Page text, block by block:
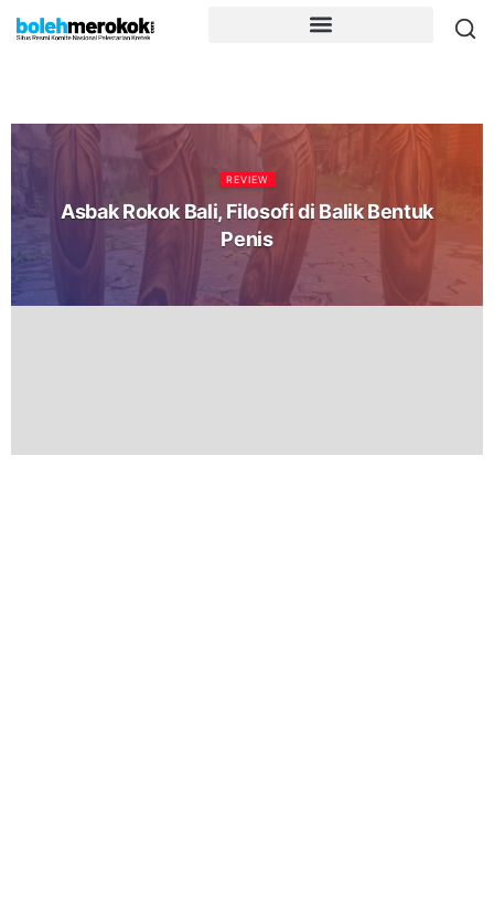
REVIEW
Asbak Rokok Bali, Filosofi di Balik Bentuk
Penis